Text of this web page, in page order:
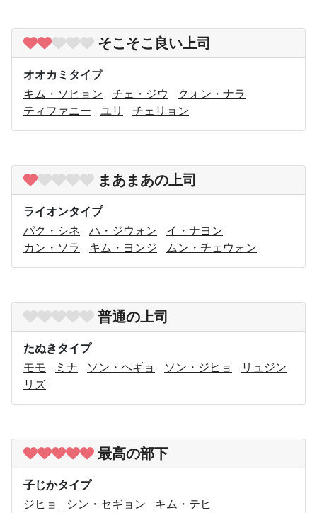
そこそこ良い上司
オオカミタイプ
キム・ソヒョン
チェ・ジウ
クォン・ナラ
ティファニー
ユリ チェリョン
まあまあの上司
ライオンタイプ
パク・シネ
ハ・ジウォン
イ・ナヨン
カン・ソラ
キム・ヨンジ ムン・チェウォン
普通の上司
たぬきタイプ
モモ
ミナ ソン・ヘギョ ソン・ジヒョ
リュジン
リズ
最高の部下
子じかタイプ
ジヒョ
シン・セギョン
キム・テヒ